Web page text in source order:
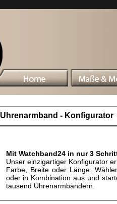
Uhrenarmband - Konfigurator
Mit Watchband24 in nur 3
Unser einzigartiger Konfigurator
Farbe, Breite oder Länge.
oder in Kombination aus und
tausend Uhrenarmbändern.